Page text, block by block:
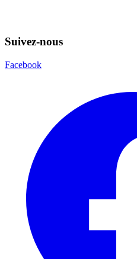
Suivez-nous
Facebook